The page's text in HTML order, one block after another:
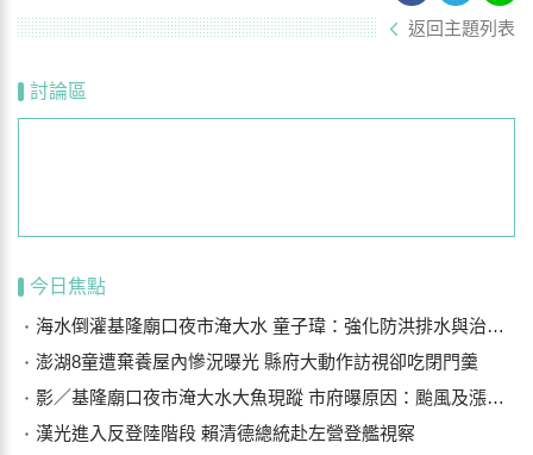
返回主題列表
討論區
今日焦點
海水倒灌基隆廟口夜市淹大水 童子瑋：強化防洪排水與治水基礎建設
澎湖8童遭棄養屋內慘況曝光 縣府大動作訪視卻吃閉門羹
影／基隆廟口夜市淹大水大魚現蹤 市府曝原因：颱風及漲潮海水倒灌
漢光進入反登陸階段 賴清德總統赴左營登艦視察